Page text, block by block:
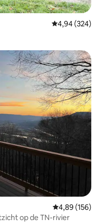
Gemiddelde
4,94 (324)
Gemiddelde
4,89 (156)
op de TN-rivier